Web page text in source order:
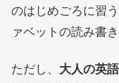
のはじめごろに習
ァベットの読み書
ただし、 大人の英